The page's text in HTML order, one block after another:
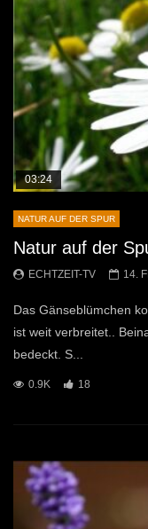
03:24
NATUR AUF DER SPUR
Natur auf der
ECHTZEIT-TV 14.
Das Gänseblümchen
ist weit verbreitet..
bedeckt. S...
0.9K 18